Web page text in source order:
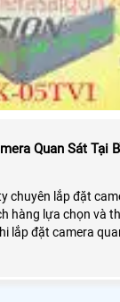
Quan Sát Tại
chuyên lắp đặt
hàng lựa chọn và
lắp đặt camera